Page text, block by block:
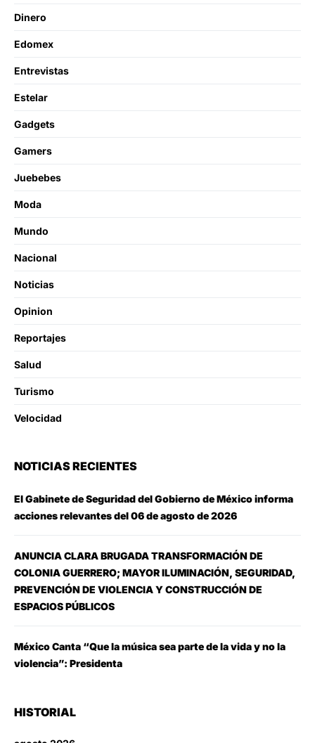
Dinero
Edomex
Entrevistas
Estelar
Gadgets
Gamers
Juebebes
Moda
Mundo
Nacional
Noticias
Opinion
Reportajes
Salud
Turismo
Velocidad
NOTICIAS RECIENTES
El Gabinete de Seguridad del Gobierno de México informa
acciones relevantes del 06 de agosto de 2026
ANUNCIA CLARA BRUGADA TRANSFORMACIÓN DE
COLONIA GUERRERO; MAYOR ILUMINACIÓN, SEGURIDAD,
PREVENCIÓN DE VIOLENCIA Y CONSTRUCCIÓN DE
ESPACIOS PÚBLICOS
México Canta “Que la música sea parte de la vida y no la
violencia”: Presidenta
HISTORIAL